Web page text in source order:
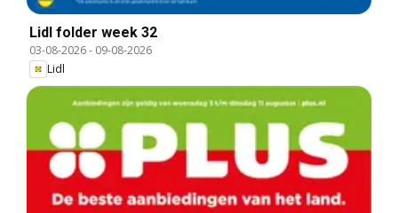
Lidl folder week 32
03-08-2026- 09-08-2026
Lidl